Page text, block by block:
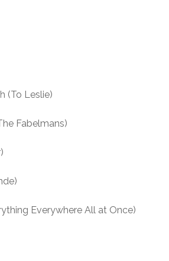
(To Leslie)
Fabelmans)
Everywhere All at Once)